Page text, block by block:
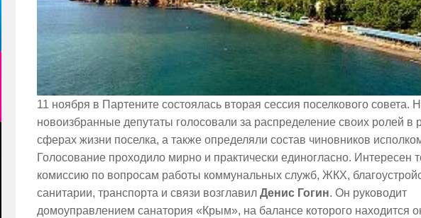
11 ноября в Партените состоялась вторая сессия поселкового совета.
новоизбранные депутаты голосовали за распределение своих ролей в
сферах жизни поселка, а также определяли состав чиновников
Голосование проходило мирно и практически единогласно. Интересен
комиссию по вопросам работы коммунальных служб, ЖКХ,
санитарии, транспорта и связи возглавил Денис Гогин. Он руководит
домоуправлением санатория «Крым», на балансе которого находится